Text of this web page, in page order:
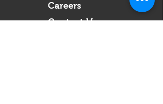
Careers
Contact Us